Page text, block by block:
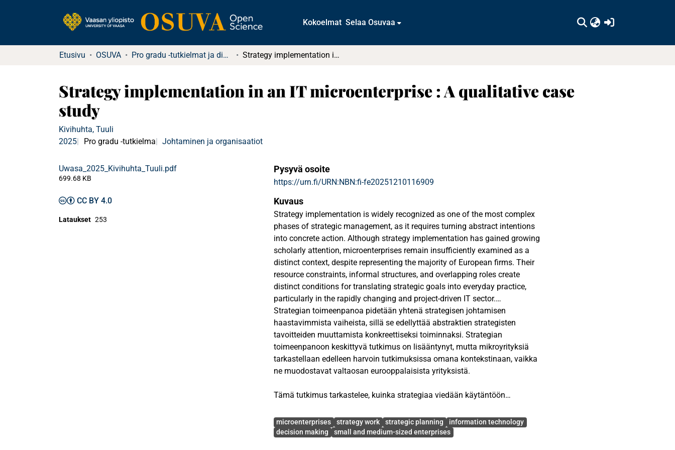
Kokoelmat Selaa Osuvaa
Etusivu OSUVA Pro gradu -tutkielmat ja diplomityöt Strategy implementation in an IT microenterprise : A qualitative case study
Strategy implementation in an IT microenterprise : A qualitative case
study
Kivihuhta, Tuuli
2025
Pro gradu -tutkielma Johtaminen ja organisaatiot
Uwasa_2025_Kivihuhta_Tuuli.pdf
699.68 KB
CC BY 4.0
Lataukset 253
Pysyvä osoite
https://urn.fi/URN:NBN:fi-fe20251210116909
Kuvaus
Strategy implementation is widely recognized as one of the most complex
phases of strategic management, as it requires turning abstract intentions
into concrete action. Although strategy implementation has gained growing
scholarly attention, microenterprises remain insufficiently examined as a
distinct context, despite representing the majority of European firms. Their
resource constraints, informal structures, and overlapping roles create
distinct conditions for translating strategic goals into everyday practice,
particularly in the rapidly changing and project-driven IT sector.
This study examines how strategy is implemented in a Finnish IT
microenterprise following its first formal strategic planning process. It
focuses on how strategic intentions are interpreted, adapted, and enacted in
everyday decision-making in a small organization where all members are co-
owners. The study addresses the following question: How is strategy
process?
The research adopts a qualitative single-case design. The empirical material
consists of six semi-structured interviews with internal members and
Strategian toimeenpanoa pidetään yhtenä strategisen johtamisen
haastavimmista vaiheista, sillä se edellyttää abstraktien strategisten
tavoitteiden muuttamista konkreettiseksi toiminnaksi. Strategian
toimeenpanoon keskittyvä tutkimus on lisääntynyt, mutta mikroyrityksiä
tarkastellaan edelleen harvoin tutkimuksissa omana kontekstinaan, vaikka
ne muodostavat valtaosan eurooppalaisista yrityksistä.
Tämä tutkimus tarkastelee, kuinka strategiaa viedään käytäntöön
strategiaprosessin jälkeen. Tutkimuksessa keskitytään siihen, kuinka
strategisia aikomuksia tulkitaan, mukautetaan ja viedään käytäntöön
Avainsanat
microenterprises strategy work strategic planning
information technology
decision making
small and medium-sized enterprises